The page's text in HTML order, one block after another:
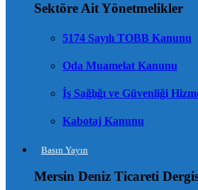
Sektöre Ait Yönetmelikler
5174 Sayılı TOBB Kanunu
Oda Muamelat Kanunu
İş Sağlığı ve Güvenliği
Kabotaj Kanunu
Basın Yayın
Mersin Deniz Ticareti